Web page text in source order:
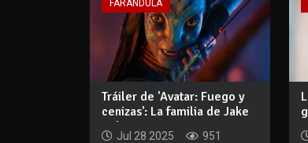
FARÁNDULA
Tráiler de 'Avatar: Fuego y
cenizas': La familia de Jake
Sul...
Jul 28 2025
951